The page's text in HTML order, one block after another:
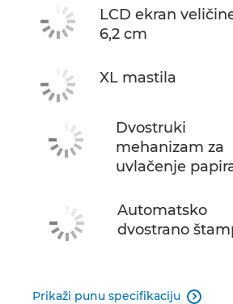
LCD ekran
6,2 cm
XL mastila
Dvostruki
mehanizam za
uvlačenje
Automatsko
dvostrano
Prikaži punu specifikaciju 